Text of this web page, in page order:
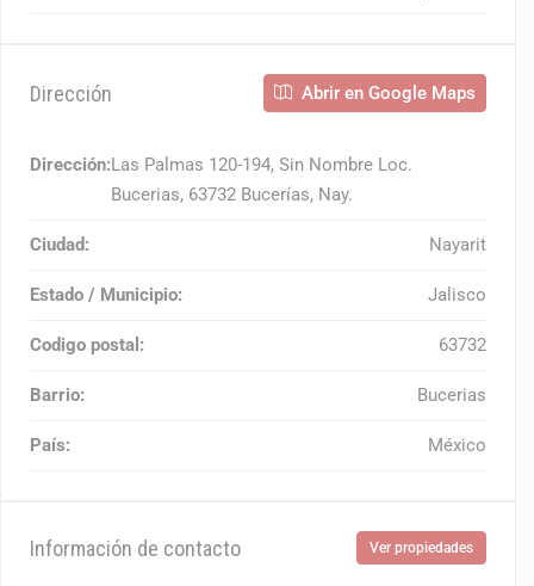
Dirección Abrir en Google Maps
Dirección:Las Palmas 120-194, Sin Nombre Loc.
Bucerias, 63732 Bucerías, Nay.
Ciudad: Nayarit
Estado / Municipio: Jalisco
Codigo postal: 63732
Barrio: Bucerias
País: México
Información de contacto Ver propiedades